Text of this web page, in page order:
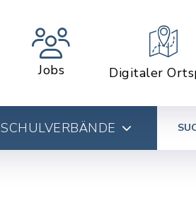
Jobs Digitaler
SCHULVERBÄNDE